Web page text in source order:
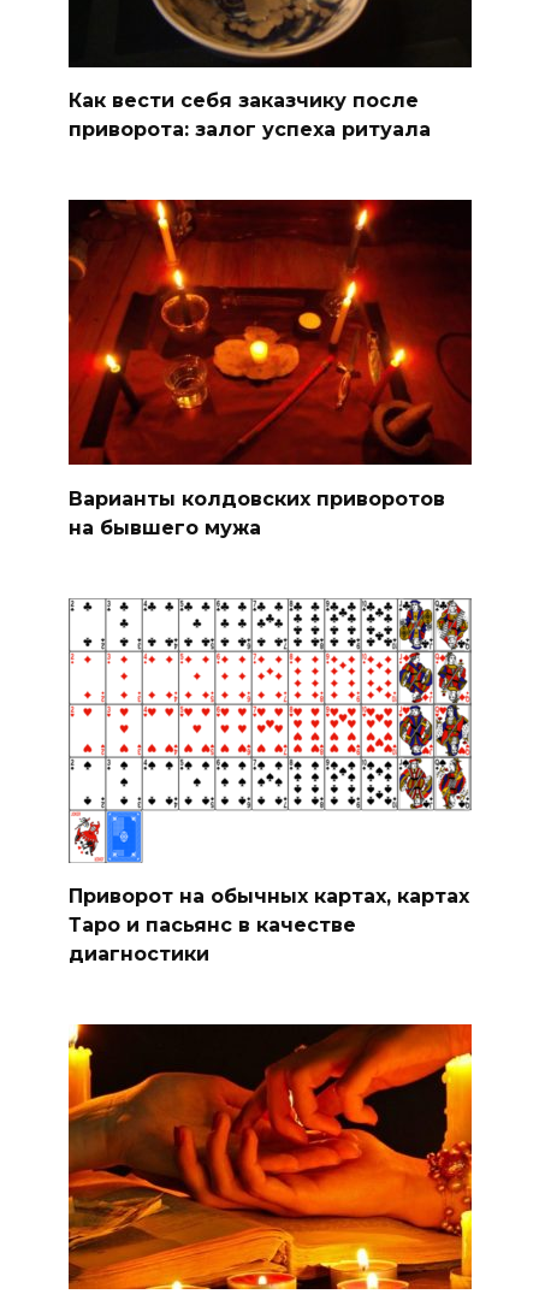
Как вести себя заказчику после
приворота: залог успеха ритуала
Варианты колдовских приворотов
на бывшего мужа
Приворот на обычных картах, картах
Таро и пасьянс в качестве
диагностики